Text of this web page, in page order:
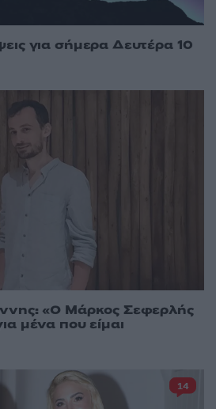
για σήμερα Δευτέρα 10
«Ο Μάρκος Σεφερλής
μένα που είμαι
14